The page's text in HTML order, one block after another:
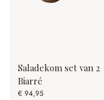
Saladekom set van 2
Biarré
€ 94,95